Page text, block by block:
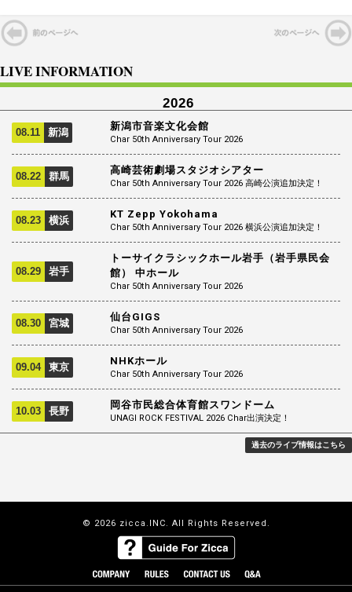
LIVE INFORMATION
2026
08.11 新潟 新潟市音楽文化会館
Char 50th Anniversary Tour 2026
08.22 群馬 高崎芸術劇場スタジオシアター
Char 50th Anniversary Tour 2026 高崎公演追加決定！
08.23 横浜 KT Zepp Yokohama
Char 50th Anniversary Tour 2026 横浜公演追加決定！
08.29 岩手
トーサイクラシックホール岩手（岩手県民会
館） 中ホール
Char 50th Anniversary Tour 2026
08.30 宮城 仙台GIGS
Char 50th Anniversary Tour 2026
09.04 東京 NHKホール
Char 50th Anniversary Tour 2026
10.03 長野 岡谷市民総合体育館スワンドーム
UNAGI ROCK FESTIVAL 2026 Char出演決定！
過去のライブ情報はこちら
© 2026 zicca.INC. All Rights Reserved.